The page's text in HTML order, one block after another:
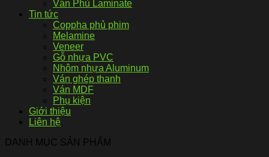
Ván Phủ Laminate
Tin tức
Coppha phủ phim
Melamine
Veneer
Gỗ nhựa PVC
Nhôm nhựa Aluminum
Ván ghép thanh
Ván MDF
Phụ kiện
Giới thiệu
Liên hệ
DANH MỤC SẢN PHẨM